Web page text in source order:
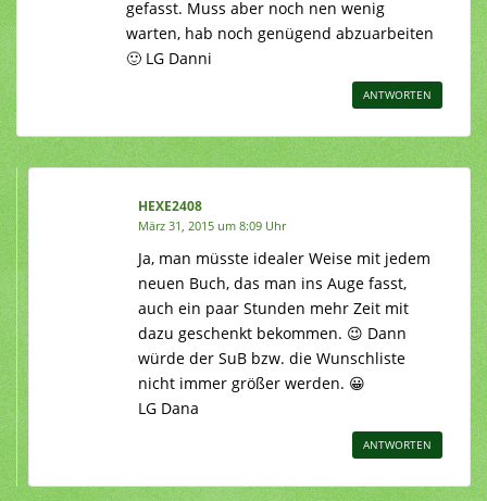
gefasst. Muss aber noch nen wenig
warten, hab noch genügend abzuarbeiten
🙂 LG Danni
ANTWORTEN
HEXE2408
März 31, 2015 um 8:09 Uhr
Ja, man müsste idealer Weise mit jedem
neuen Buch, das man ins Auge fasst,
auch ein paar Stunden mehr Zeit mit
dazu geschenkt bekommen. 😉 Dann
würde der SuB bzw. die Wunschliste
nicht immer größer werden. 😀
LG Dana
ANTWORTEN